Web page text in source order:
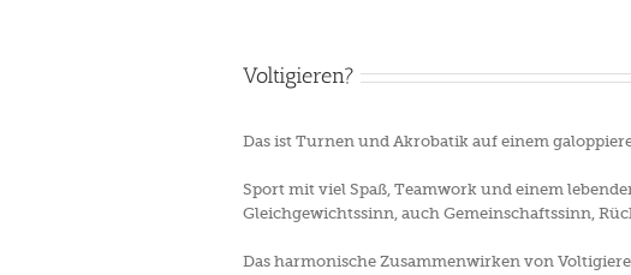
Voltigieren?
Das ist Turnen und Akrobatik auf einem
Sport mit viel Spaß, Teamwork und einem
Gleichgewichtssinn, auch Gemeinschaftssinn,
Das harmonische Zusammenwirken von